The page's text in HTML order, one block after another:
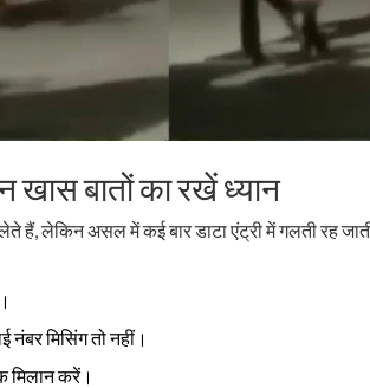
बातों का रखें ध्यान
हैं, लेकिन असल में कई बार डाटा एंट्री में गलती रह
नंबर मिसिंग तो नहीं।
मिलान करें।